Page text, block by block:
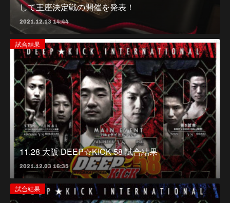
して王座決定戦の開催を発表！
2021.12.13 14:44
試合結果
11.28 大阪 DEEP☆KICK 58 試合結果
2021.12.03 16:35
試合結果